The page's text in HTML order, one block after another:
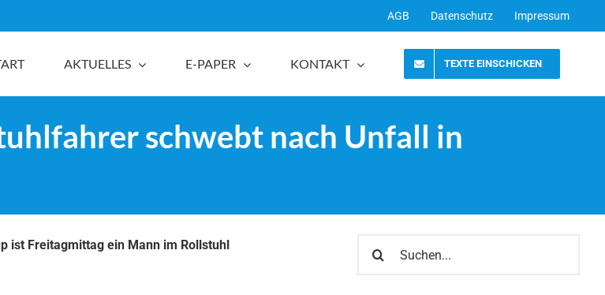
AGB Datenschutz Impressum
AKTUELLES E-PAPER KONTAKT TEXTE EINSCHICKEN
schwebt nach Unfall in
ist Freitagmittag ein Mann im Rollstuhl
nach: